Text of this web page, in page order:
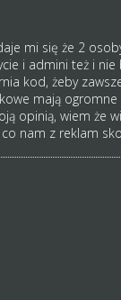
mi się że 2
i admini też i
kod, żeby
mają
opinią, wiem że
nam z reklam